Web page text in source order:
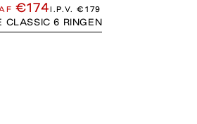
€174I.P.V.€179
CLASSIC 6 RINGEN